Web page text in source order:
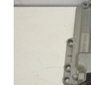
Klageprocedure